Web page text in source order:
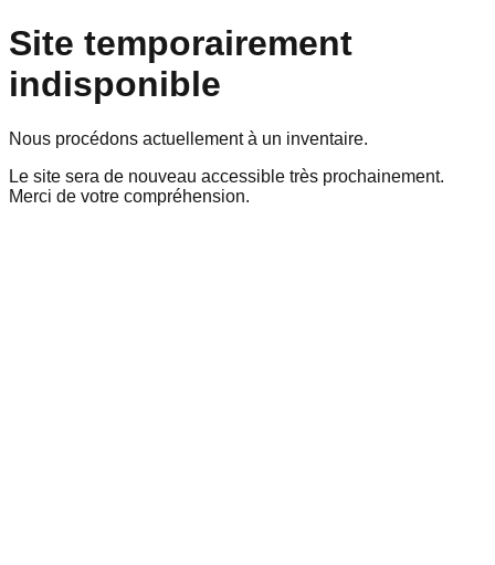
Site temporairement
indisponible
Nous procédons actuellement à un inventaire.
Le site sera de nouveau accessible très prochainement.
Merci de votre compréhension.